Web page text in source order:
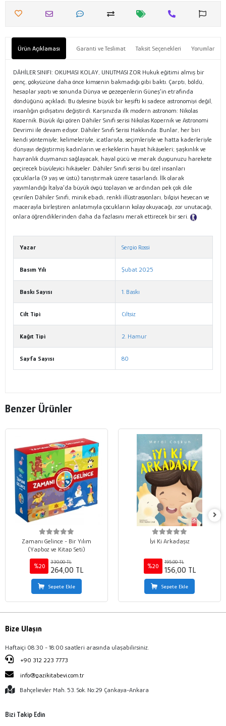
Ürün Açıklaması Garanti ve Teslimat Taksit Seçenekleri Yorumlar
DÂHİLER SINIFI: OKUMASI KOLAY, UNUTMASI ZOR Hukuk eğitimi almış bir
genç, gökyüzüne daha önce kimsenin bakmadığı gibi baktı. Çarptı, böldü,
hesaplar yaptı ve sonunda Dünya ve gezegenlerin Güneş’in etrafında
döndüğünü açıkladı. Bu öylesine büyük bir keşifti ki sadece astronomiyi değil,
insanlığın gidişatını değiştirdi. Karşınızda ilk modern astronom: Nikolas
Kopernik. Büyük ilgi gören Dâhiler Sınıfı serisi Nikolas Kopernik ve Astronomi
Devrimi ile devam ediyor. Dâhiler Sınıfı Serisi Hakkında: Bunlar, her biri
kendi yöntemiyle; kelimeleriyle, icatlarıyla, seçimleriyle ve hatta kaderleriyle
dünyayı değiştirmiş kadınların ve erkeklerin hayat hikâyeleri; şaşkınlık ve
hayranlık duymanızı sağlayacak, hayal gücü ve merak duygunuzu harekete
geçirecek büyüleyici hikâyeler. Dâhiler Sınıfı serisi bu özel insanları
çocuklarla (9 yaş ve üstü) tanıştırmak üzere tasarlandı. İlk olarak
yayımlandığı İtalya’da büyük övgü toplayan ve ardından pek çok dile
çevrilen Dâhiler Sınıfı, minik ebadı, renkli illüstrasyonları, bilgiyi heyecan ve
macerayla birleştiren anlatımıyla çocukların kolay okuyacağı, zor unutacağı,
onlara öğrendiklerinden daha da fazlasını merak ettirecek bir seri.
Yazar Sergio Rossi
Basım Yılı Şubat 2025
Baskı Sayısı 1. Baskı
Cilt Tipi Ciltsiz
Kağıt Tipi 2. Hamur
Sayfa Sayısı 80
Benzer Ürünler
Zamanı Gelince - Bir Yılım
(Yapboz ve Kitap Seti)
%20
330,00 TL
264,00 TL
Sepete Ekle
İyi Ki Arkadaşız
%20
195,00 TL
156,00 TL
Sepete Ekle
Bize Ulaşın
Haftaiçi 08:30 - 18:00 saatleri arasında ulaşabilirsiniz.
+90 312 223 7773
info@gazikitabevi.com.tr
Bahçelievler Mah. 53. Sok. No:29 Çankaya-Ankara
Bizi Takip Edin